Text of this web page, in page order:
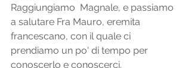
Raggiungiamo  Magnale, e passiamo
a salutare Fra Mauro, eremita
francescano, con il quale ci
prendiamo un po' di tempo per
conoscerlo e conoscerci.